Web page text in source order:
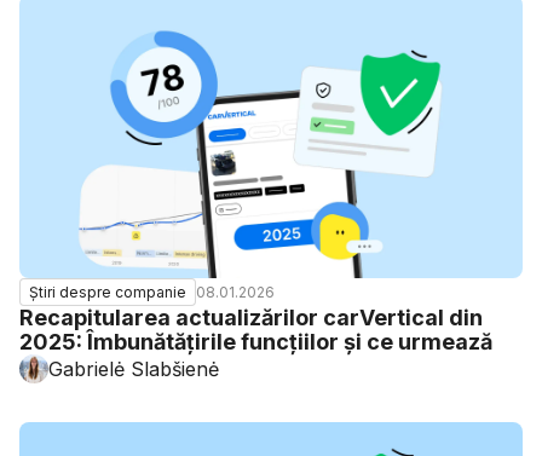
Știri despre companie 08.01.2026
Recapitularea actualizărilor carVertical din
2025: Îmbunătățirile funcțiilor și ce urmează
Gabrielė Slabšienė